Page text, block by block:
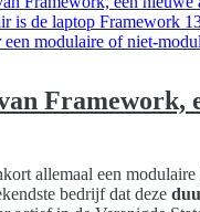
is de laptop Framework
modulaire of niet-
Framework,
allemaal een modulaire
bedrijf dat deze